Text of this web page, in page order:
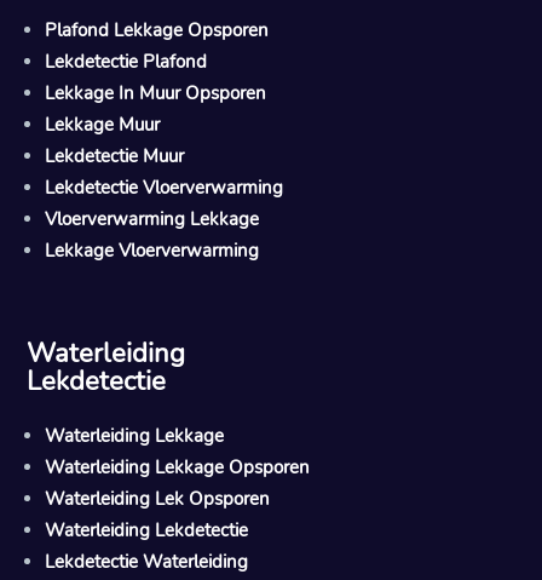
Plafond Lekkage Opsporen
Lekdetectie Plafond
Lekkage In Muur Opsporen
Lekkage Muur
Lekdetectie Muur
Lekdetectie Vloerverwarming
Vloerverwarming Lekkage
Lekkage Vloerverwarming
Waterleiding
Lekdetectie
Waterleiding Lekkage
Waterleiding Lekkage Opsporen
Waterleiding Lek Opsporen
Waterleiding Lekdetectie
Lekdetectie Waterleiding